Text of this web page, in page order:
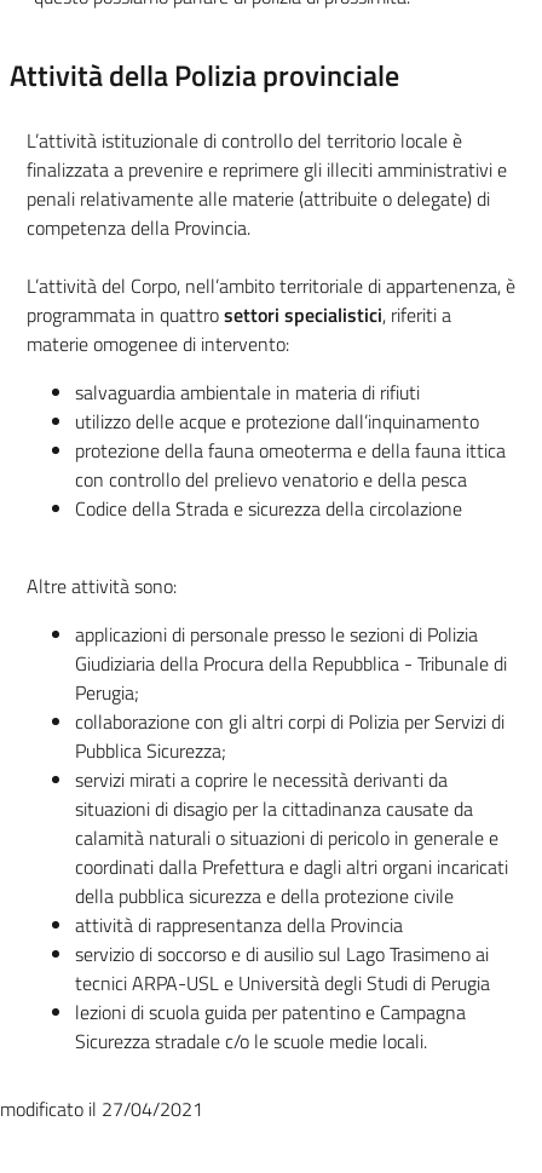
Attività della Polizia provinciale
L’attività istituzionale di controllo del territorio locale è
finalizzata a prevenire e reprimere gli illeciti amministrativi e
penali relativamente alle materie (attribuite o delegate) di
competenza della Provincia.
L’attività del Corpo, nell’ambito territoriale di appartenenza, è
programmata in quattrosettori specialistici, riferiti a
materie omogenee di intervento:
salvaguardia ambientale in materia di rifiuti
utilizzo delle acque e protezione dall’inquinamento
protezione della fauna omeoterma e della fauna ittica
con controllo del prelievo venatorio e della pesca
Codice della Strada e sicurezza della circolazione
Altre attività sono:
applicazioni di personale presso le sezioni di Polizia
Giudiziaria della Procura della Repubblica - Tribunale di
Perugia;
collaborazione con gli altri corpi di Polizia per Servizi di
Pubblica Sicurezza;
servizi mirati a coprire le necessità derivanti da
situazioni di disagio per la cittadinanza causate da
calamità naturali o situazioni di pericolo in generale e
coordinati dalla Prefettura e dagli altri organi incaricati
della pubblica sicurezza e della protezione civile
attività di rappresentanza della Provincia
servizio di soccorso e di ausilio sul Lago Trasimeno ai
tecnici ARPA-USL e Università degli Studi di Perugia
lezioni di scuola guida per patentino e Campagna
Sicurezza stradale c/o le scuole medie locali.
modificato il 27/04/2021